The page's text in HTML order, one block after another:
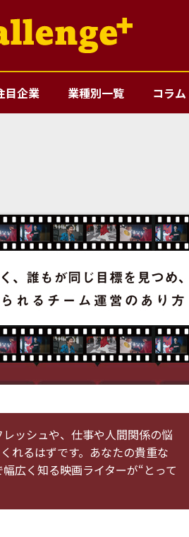
目企業 業種別一覧 コラム
ッシュや、仕事や人間関係の悩
れるはずです。あなたの貴重な
広く知る映画ライターが“とって